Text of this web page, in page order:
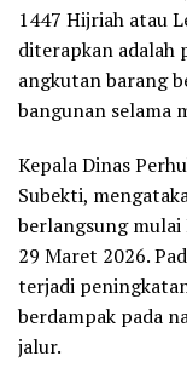
1447 Hijriah atau
diterapkan adalah
angkutan barang
bangunan selama
Kepala Dinas
Subekti,
berlangsung
29 Maret 2026.
terjadi
berdampak pada
jalur.